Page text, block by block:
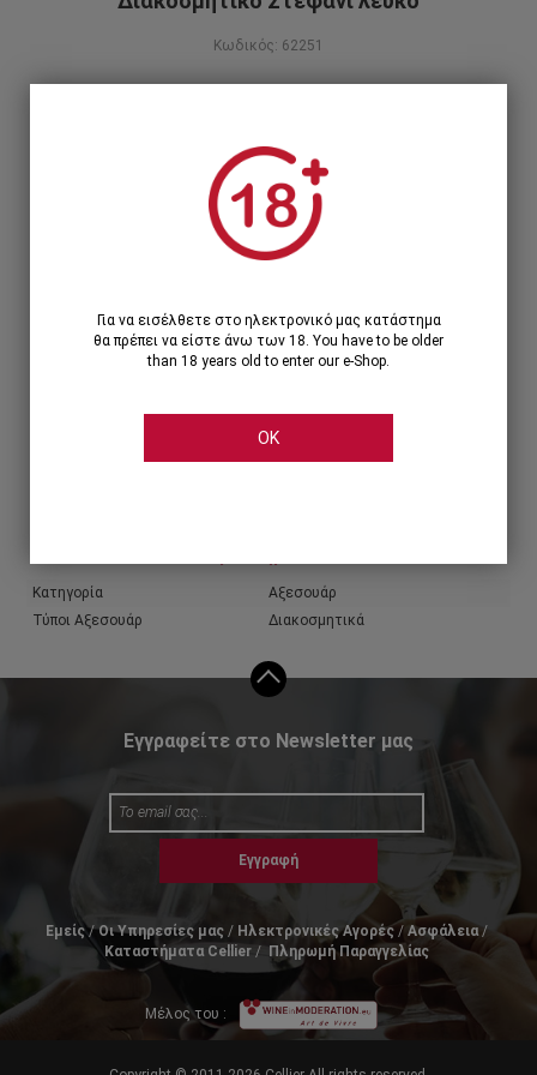
Κωδικός: 62251
Περιγραφή προϊόντος
Κατηγορία
Αξεσουάρ
Τύποι Αξεσουάρ
Διακοσμητικά
Εγγραφείτε στο Newsletter μας
Εγγραφή
Εμείς Οι Υπηρεσίες μας Ηλεκτρονικές Αγορές
Ασφάλεια
Καταστήματα Cellier
Πληρωμή Παραγγελίας
Μέλος του :
Για να εισέλθετε στο ηλεκτρονικό μας κατάστημα
θα πρέπει να είστε άνω των 18. You have to be older
than 18 years old to enter our e-Shop.
OK